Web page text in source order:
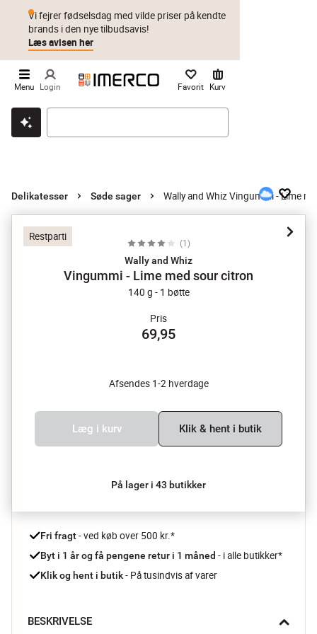
Klik & hent Byt i 1 år Prismatch
Vi fejrer fødselsdag med vilde priser på kendte
brands i den nye tilbudsavis!
Læs avisen her
Menu Login Favorit Kurv
Delikatesser Søde sager Wally and Whiz Vingummi - Lime
Restparti
(1 )
Wally and Whiz
Vingummi - Lime med sour citron
140 g - 1 bøtte
Pris
69,95
Afsendes 1-2 hverdage
Læg i kurv Klik & hent i butik
På lager i 43 butikker
Fri fragt - ved køb over 500 kr.*
Byt i 1 år og få pengene retur i 1 måned - i alle butikker*
Klik og hent i butik - På tusindvis af varer
BESKRIVELSE